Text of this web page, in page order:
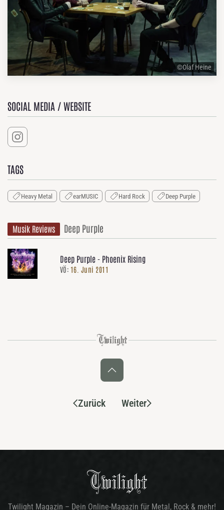
©Olaf Heine
SOCIAL MEDIA / WEBSITE
TAGS
Heavy Metal earMUSIC Hard Rock Deep Purple
Musik Reviews Deep Purple
Deep Purple - Phoenix Rising
VÖ: 16. Juni 2011
Zurück Weiter
Twilight Magazin – Dein Online-Magazin für Metal, Rock & mehr!